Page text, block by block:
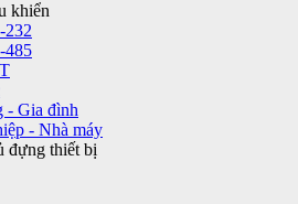
khiển
232
485
- Gia đình
- Nhà máy
đựng thiết bị